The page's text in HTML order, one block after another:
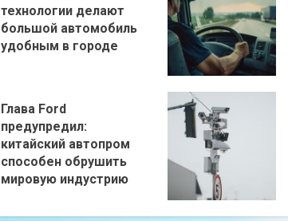
технологии делают
большой автомобиль
удобным в городе
Глава Ford
предупредил:
китайский автопром
способен обрушить
мировую индустрию